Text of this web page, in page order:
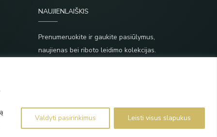
Valdyti pasirinkimus Leisti visus slapukus
NAUJIENLAIŠKIS
Prenumeruokite ir gaukite pasiūlymus,
naujienas bei riboto leidimo kolekcijas.